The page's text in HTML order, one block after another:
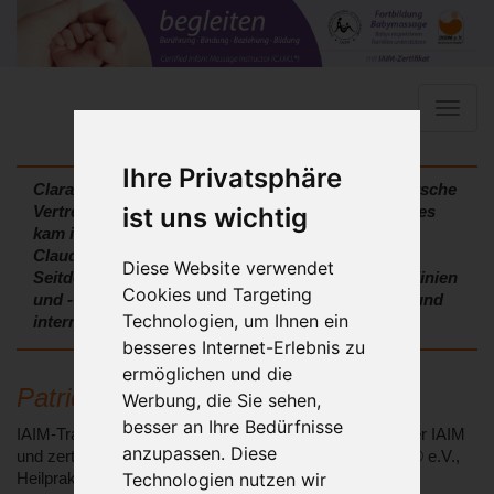
Ihre Privatsphäre
ist uns wichtig
Diese Website verwendet
Cookies und Targeting
Technologien, um Ihnen ein
besseres Internet-Erlebnis zu
ermöglichen und die
Werbung, die Sie sehen,
besser an Ihre Bedürfnisse
anzupassen. Diese
Technologien nutzen wir
Toggle
Clara Ute Laves hat 1995 die DGBM® e. V. als deutsche
Vertretung der IAIM mitgegründet. Thordis Zwartyes
kam im Jahr 2000 dazu, Patricia Klaus in 2020 und
Claudia Ruggaber in 2023.
Seitdem bilden sie gemeinsam nach den IAIM-Leitlinien
und -Qualitätsstandards KursleiterInnen national und
international aus.
Patricia Klaus
IAIM-Trainerin, zertifizierte Babymassage Kursleiterin der IAIM
und zertifizierte Kindermassage Kursleiterin der DGBM® e.V.,
Heilpraktikerin